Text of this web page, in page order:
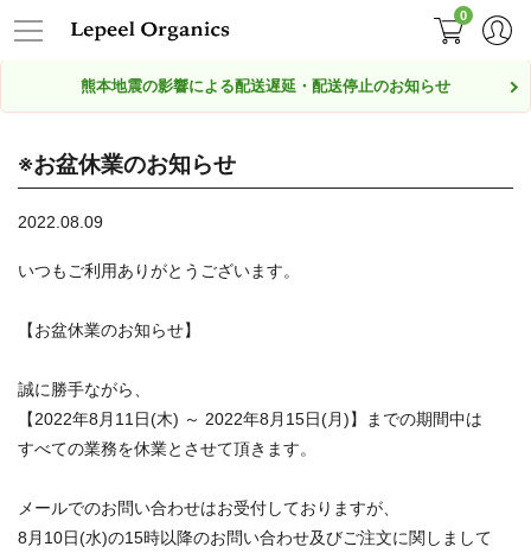
0
熊本地震の影響による配送遅延・配送停止のお知らせ
※お盆休業のお知らせ
2022.08.09
いつもご利用ありがとうございます。
【お盆休業のお知らせ】
誠に勝手ながら、
【2022年8月11日(木) ～ 2022年8月15日(月)】までの期間中は
すべての業務を休業とさせて頂きます。
メールでのお問い合わせはお受付しておりますが、
8月10日(水)の15時以降のお問い合わせ及びご注文に関しまして